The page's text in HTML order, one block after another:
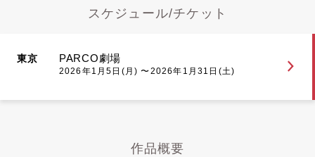
スケジュール/チケット
東京 PARCO劇場
2026年1月5日(月) 〜2026年1月31日(土)
作品概要